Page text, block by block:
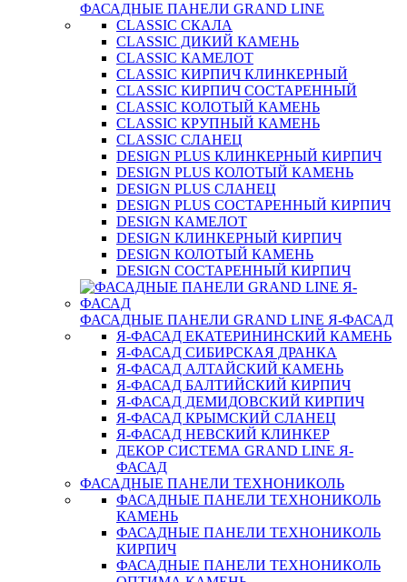
ФАСАДНЫЕ ПАНЕЛИ GRAND LINE
CLASSIC СКАЛА
CLASSIC ДИКИЙ КАМЕНЬ
CLASSIC КАМЕЛОТ
CLASSIC КИРПИЧ КЛИНКЕРНЫЙ
CLASSIC КИРПИЧ СОСТАРЕННЫЙ
CLASSIC КОЛОТЫЙ КАМЕНЬ
CLASSIC КРУПНЫЙ КАМЕНЬ
CLASSIC СЛАНЕЦ
DESIGN PLUS КЛИНКЕРНЫЙ КИРПИЧ
DESIGN PLUS КОЛОТЫЙ КАМЕНЬ
DESIGN PLUS СЛАНЕЦ
DESIGN PLUS СОСТАРЕННЫЙ КИРПИЧ
DESIGN КАМЕЛОТ
DESIGN КЛИНКЕРНЫЙ КИРПИЧ
DESIGN КОЛОТЫЙ КАМЕНЬ
DESIGN СОСТАРЕННЫЙ КИРПИЧ
ФАСАДНЫЕ ПАНЕЛИ GRAND LINE Я-ФАСАД
Я-ФАСАД ЕКАТЕРИНИНСКИЙ КАМЕНЬ
Я-ФАСАД СИБИРСКАЯ ДРАНКА
Я-ФАСАД АЛТАЙСКИЙ КАМЕНЬ
Я-ФАСАД БАЛТИЙСКИЙ КИРПИЧ
Я-ФАСАД ДЕМИДОВСКИЙ КИРПИЧ
Я-ФАСАД КРЫМСКИЙ СЛАНЕЦ
Я-ФАСАД НЕВСКИЙ КЛИНКЕР
ДЕКОР СИСТЕМА GRAND LINE Я-
ФАСАД
ФАСАДНЫЕ ПАНЕЛИ ТЕХНОНИКОЛЬ
ФАСАДНЫЕ ПАНЕЛИ ТЕХНОНИКОЛЬ
КАМЕНЬ
ФАСАДНЫЕ ПАНЕЛИ ТЕХНОНИКОЛЬ
КИРПИЧ
ФАСАДНЫЕ ПАНЕЛИ ТЕХНОНИКОЛЬ